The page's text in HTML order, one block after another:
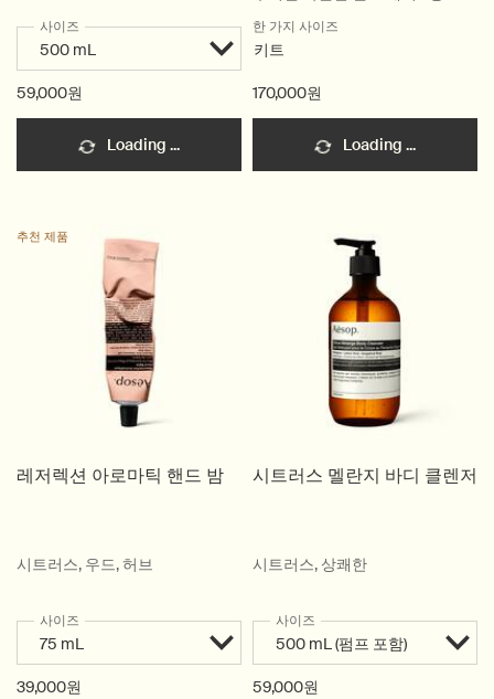
사이즈
59,000원
Loading ...
한 가지 사이즈
키트
170,000원
Loading ...
추천 제품
레저렉션 아로마틱 핸드 밤
시트러스, 우드, 허브
사이즈
39,000원
시트러스 멜란지 바디 클렌저
시트러스, 상쾌한
사이즈
59,000원